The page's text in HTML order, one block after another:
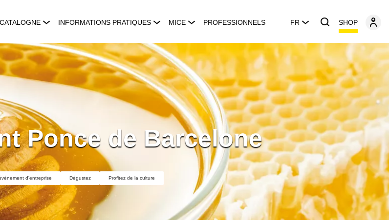
INFORMATIONS PRATIQUES MICE PROFESSIONNELS FR SHOP
Ponce de Barcelone
d'entreprise Dégustez Profitez de la culture